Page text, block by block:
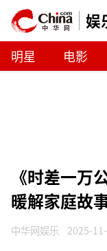
娱
明星 电影
《时差一万
暖解家庭故
中华网娱乐 2025-